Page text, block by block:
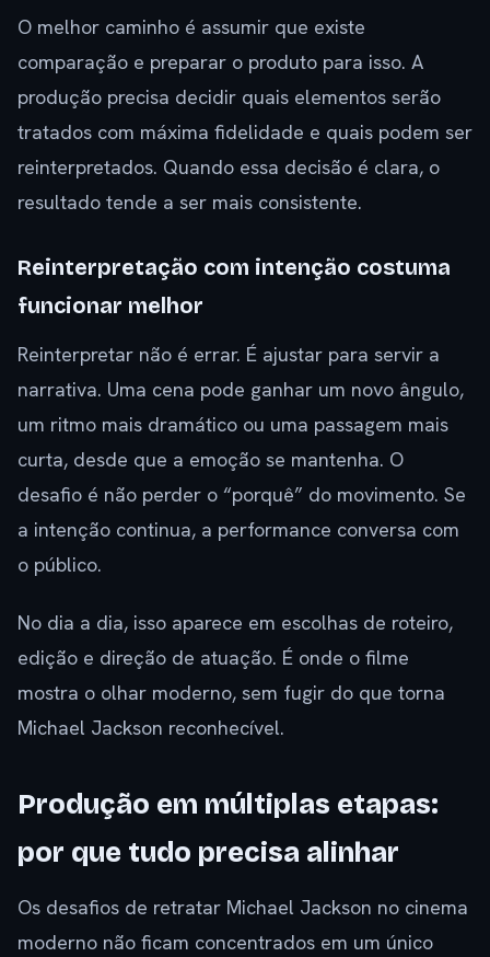
O melhor caminho é assumir que existe
comparação e preparar o produto para isso. A
produção precisa decidir quais elementos serão
tratados com máxima fidelidade e quais podem ser
reinterpretados. Quando essa decisão é clara, o
resultado tende a ser mais consistente.
Reinterpretação com intenção costuma
funcionar melhor
Reinterpretar não é errar. É ajustar para servir a
narrativa. Uma cena pode ganhar um novo ângulo,
um ritmo mais dramático ou uma passagem mais
curta, desde que a emoção se mantenha. O
desafio é não perder o “porquê” do movimento. Se
a intenção continua, a performance conversa com
o público.
No dia a dia, isso aparece em escolhas de roteiro,
edição e direção de atuação. É onde o filme
mostra o olhar moderno, sem fugir do que torna
Michael Jackson reconhecível.
Produção em múltiplas etapas:
por que tudo precisa alinhar
Os desafios de retratar Michael Jackson no cinema
moderno não ficam concentrados em um único